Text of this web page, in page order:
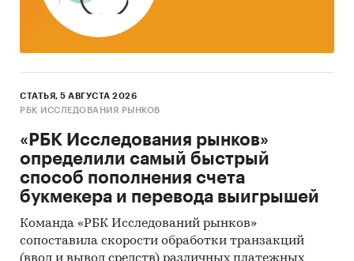
Уровень инфляции на товар к декабрю
предыдущего года в сравнении с общей
инфляцией, 2006-2025)
месяц к предыдущему месяцу, 2006-2025
Инфляция на товар в сравнении с общей
инфляцией за год. Данные за актуальный
месяц к предыдущему году, 2006-2025
Тор-20 регионов РФ по цене. Указаны
регионы с максимальной и минимальной
ценой в актуальный период, а также
средняя цена, медиана
СТАТЬЯ, 5 АВГУСТА 2026
РБК ИССЛЕДОВАНИЯ РЫНКОВ
«РБК Исследования рынков»
определили самый быстрый
способ пополнения счета
букмекера и перевода выигрышей
Команда «РБК Исследований рынков»
сопоставила скорости обработки транзакций